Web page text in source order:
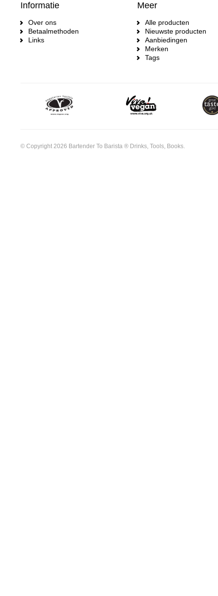
Informatie
Over ons
Betaalmethoden
Links
Meer
Alle producten
Nieuwste producten
Aanbiedingen
Merken
Tags
© Copyright 2026 Bartender To Barista ® Drinks, Tools, Books.